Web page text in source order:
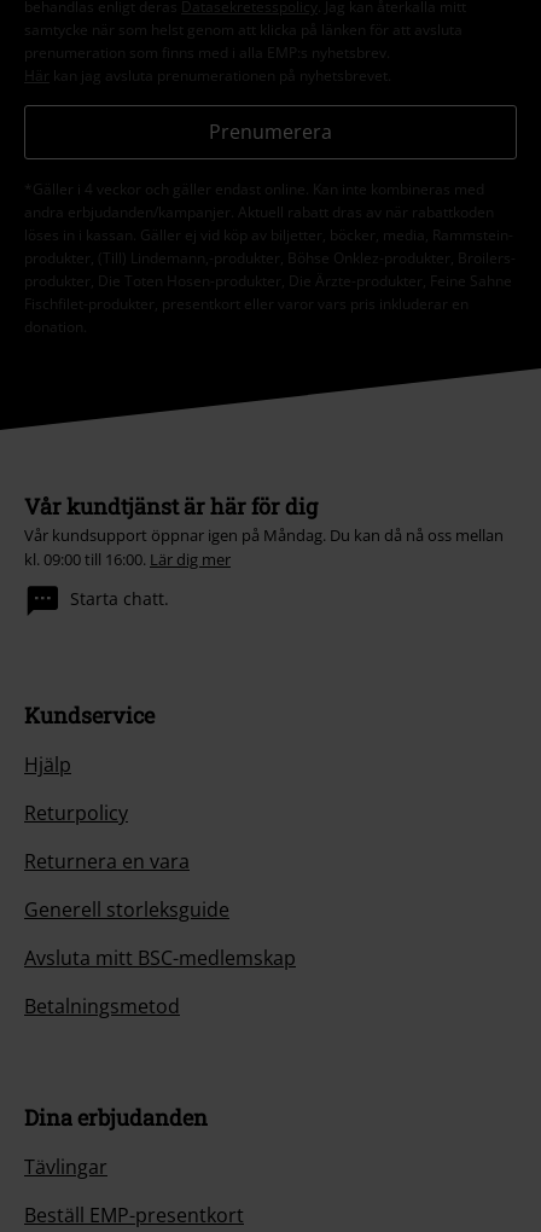
behandlas enligt deras Datasekretesspolicy
. Jag kan återkalla mitt
samtycke när som helst genom att klicka på länken för att avsluta
prenumeration som finns med i alla EMP:s nyhetsbrev.
Här kan jag avsluta prenumerationen på nyhetsbrevet.
Prenumerera
*Gäller i 4 veckor och gäller endast online. Kan inte kombineras med
andra erbjudanden/kampanjer. Aktuell rabatt dras av när rabattkoden
löses in i kassan. Gäller ej vid köp av biljetter, böcker, media, Rammstein-
produkter, (Till) Lindemann,-produkter, Böhse Onklez-produkter, Broilers-
produkter, Die Toten Hosen-produkter, Die Ärzte-produkter, Feine Sahne
Fischfilet-produkter, presentkort eller varor vars pris inkluderar en
donation.
Vår kundtjänst är här för dig
Vår kundsupport öppnar igen på Måndag. Du kan då nå oss mellan
kl. 09:00 till 16:00. Lär dig mer
Starta chatt.
Kundservice
Hjälp
Returpolicy
Returnera en vara
Generell storleksguide
Avsluta mitt BSC-medlemskap
Betalningsmetod
Dina erbjudanden
Tävlingar
Beställ EMP-presentkort